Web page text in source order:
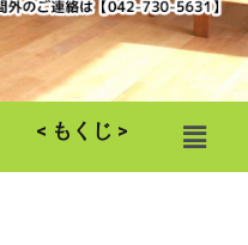
< もくじ > メ
ニ
ュ